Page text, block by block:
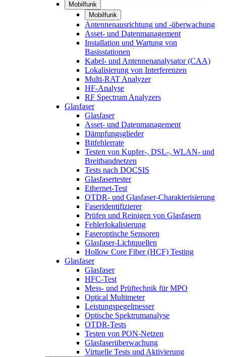
Mobilfunk
Mobilfunk
Antennenausrichtung und -überwachung
Asset- und Datenmanagement
Installation und Wartung von
Basisstationen
Kabel- und Antennenanalysator (CAA)
Lokalisierung von Interferenzen
Multi-RAT Analyzer
HF-Analyse
RF Spectrum Analyzers
Glasfaser
Glasfaser
Asset- und Datenmanagement
Dämpfungsglieder
Bitfehlerrate
Testen von Kupfer-, DSL-, WLAN- und
Breitbandnetzen
Tests nach DOCSIS
Glasfasertester
Ethernet-Test
OTDR- und Glasfaser-Charakterisierung
Faseridentifizierer
Prüfen und Reinigen von Glasfasern
Fehlerlokalisierung
Faseroptische Sensoren
Glasfaser-Lichtquellen
Hollow Core Fiber (HCF) Testing
Glasfaser
Glasfaser
HFC-Test
Mess- und Prüftechnik für MPO
Optical Multimeter
Leistungspegelmesser
Optische Spektrumanalyse
OTDR-Tests
Testen von PON-Netzen
Glasfaserüberwachung
Virtuelle Tests und Aktivierung